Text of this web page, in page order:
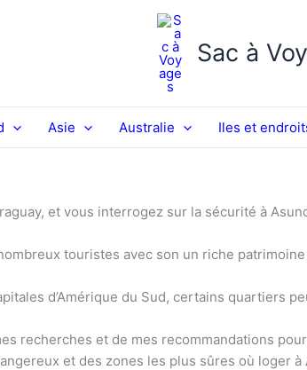
Sac à
Asie Australie Iles et
et vous interrogez sur la sécurité à
touristes avec son un riche
d’Amérique du Sud, certains quartiers
recherches et de mes recommandations
et des zones les plus sûres où loger à